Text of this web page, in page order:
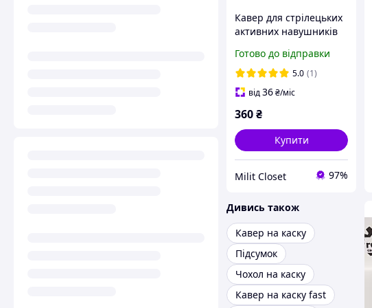
Кавер для стрілецьких
активних навушників
Готово до відправки
5.0 (1)
від36₴/міс
360₴
Купити
Milit Closet 97%
Дивись також
Кавер на каску
Підсумок
Чохол на каску
Кавер на каску fast